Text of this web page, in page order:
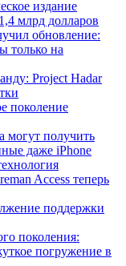
издание
млрд долларов
обновление:
только на
Project Hadar
поколение
могут получить
даже iPhone
Access теперь
поддержки
поколения:
погружение в